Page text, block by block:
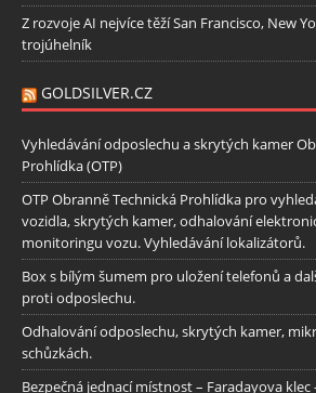
Z rozvoje AI nejvíce těží San Francisco, New
trojúhelník
GOLDSILVER.CZ
Vyhledávání odposlechu a skrytých kamer
Prohlídka (OTP)
OTP Obranně Technická Prohlídka pro
vozidla, skrytých kamer, odhalování
monitoringu vozu. Vyhledávání lokalizátorů.
Box s bílým šumem pro uložení telefonů a
proti odposlechu.
Odhalování odposlechu, skrytých kamer,
schůzkách.
Bezpečná jednací místnost – Faradayova